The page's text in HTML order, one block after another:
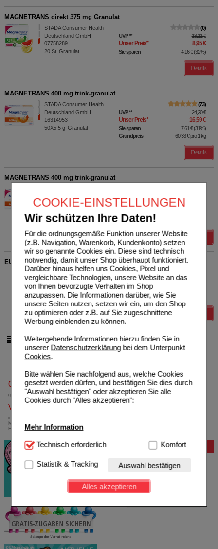
COOKIE-EINSTELLUNGEN
Wir schützen Ihre Daten!
Für die ordnungsgemäße Funktion unserer Website
(z.B. Navigation, Warenkorb, Kundenkonto) setzen
wir so genannte Cookies ein. Diese sind technisch
notwendig, damit unser Shop überhaupt funktioniert.
Darüber hinaus helfen uns Cookies, Pixel und
vergleichbare Technologien, unsere Website an das
von Ihnen bevorzugte Verhalten im Shop
anzupassen. Die Informationen darüber, wie Sie
unsere Seiten nutzen, setzen wir ein, um den Shop
zu optimieren oder z.B. auf Sie zugeschnittene
Werbung einblenden zu können.
Weitergehende Informationen hierzu finden Sie in
unserer Datenschutzerklärungbei dem Unterpunkt
Cookies.
Bitte wählen Sie nachfolgend aus, welche Cookies
gesetzt werden dürfen, und bestätigen Sie dies durch
"Auswahl bestätigen" oder akzeptieren Sie alle
Cookies durch "Alles akzeptieren":
Mehr Information
Technisch Notwendig:Hierbei handelt es sich um
Website notwendig sind (z.B. Navigation, Warenkorb,
Kundenkonto), weshalb auf diese nicht verzichtet
werden kann.
Einkaufserlebnis noch ansprechender zu gestalten,
beispielsweise für die Wiedererkennung des
Besuchers oder unsere Seite an bevorzugte
Verhaltensweisen (z.B. Spracheinstellung)
anzupassen. Komfort-Cookies ermöglichen es uns
Technisch erforderlich Komfort
Statistik & Tracking Auswahl bestätigen
Alles akzeptieren
MAGNETRANS direkt 375 mg Granulat
STADA Consumer Health
Deutschland GmbH
07758289
20 St Granulat
0
UVP** 13,11 €
Unser Preis* 8,95 €
Sie sparen 4,16 €(32%)
Details
MAGNETRANS 400 mg trink-granulat
STADA Consumer Health
Deutschland GmbH
16314953
50X5.5 g Granulat
73
UVP** 24,20 €
Unser Preis* 16,59 €
Sie sparen 7,61 €(31%)
Grundpreis
60,33 €pro 1 kg
Details
MAGNETRANS 400 mg trink-granulat
16314947
Unser Preis*
Grundpreis
EUNOVA Energie Gummies
STADA Consumer Health
Deutschland GmbH
18747136
60St Bonbons
UVP**
Unser Preis*
Sie sparen
pro Seite
0800-10 11 422
gebührenfreie Rufnummer
Versandkostenfrei
innerhalb Deutschlands bei einem
Mindestbestellwert von 13,99 Euro oder bei
Einsendung eines Kassenrezeptes